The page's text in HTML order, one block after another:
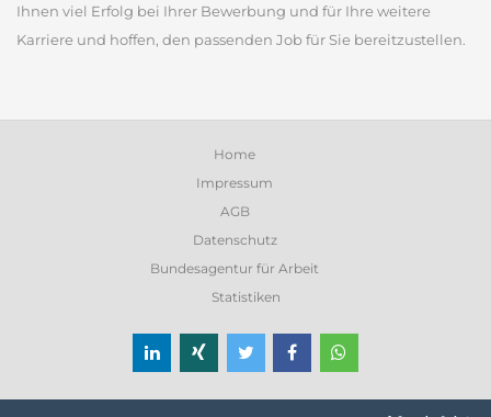
Ihnen viel Erfolg bei Ihrer Bewerbung und für Ihre weitere
Karriere und hoffen, den passenden Job für Sie bereitzustellen.
Home
Impressum
AGB
Datenschutz
Bundesagentur für Arbeit
Statistiken